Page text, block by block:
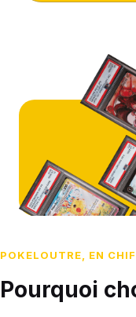
POKELOUTRE, EN
Pourquoi